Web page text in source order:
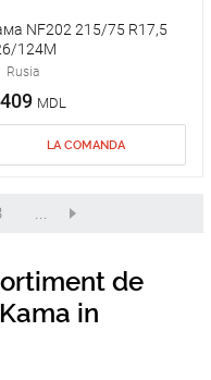
NF202 215/75 R17,5
124M
Rusia
MDL
LA COMANDA
...
de
in